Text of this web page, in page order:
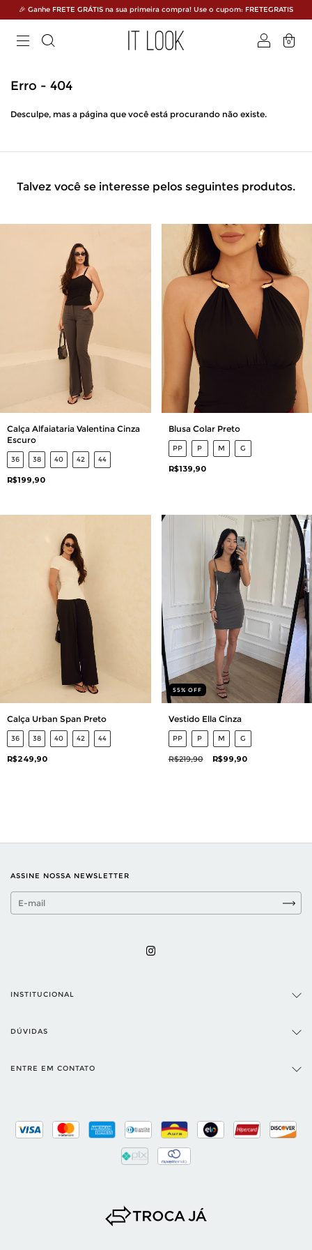
🎉 Ganhe FRETE GRÁTIS na sua primeira compra! Use o cupom: FRETEGRATIS
0
Erro - 404
Desculpe, mas a página que você está procurando não existe.
Talvez você se interesse pelos seguintes produtos.
Calça Alfaiataria Valentina Cinza
Escuro
36 38 40 42 44
R$199,90
Blusa Colar Preto
PP P M G
R$139,90
Calça Urban Span Preto
36 38 40 42 44
R$249,90
55% OFF
Vestido Ella Cinza
PP P M G
R$219,90 R$99,90
ASSINE NOSSA NEWSLETTER
INSTITUCIONAL
DÚVIDAS
ENTRE EM CONTATO